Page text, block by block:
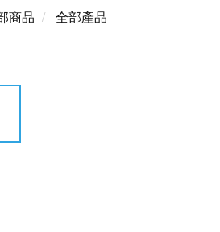
商品 全部產品